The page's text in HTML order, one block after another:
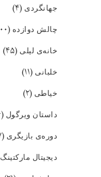
جهانگردی (۴)
چالش دوازده (۲۰۰)
خانه‌ی لیلی (۴۵)
خلبانی (۱۱)
خیاطی (۲)
داستان ویرگول (۶)
دوره‌ی بازیگری (۲۷)
دیجیتال مارکتینگ